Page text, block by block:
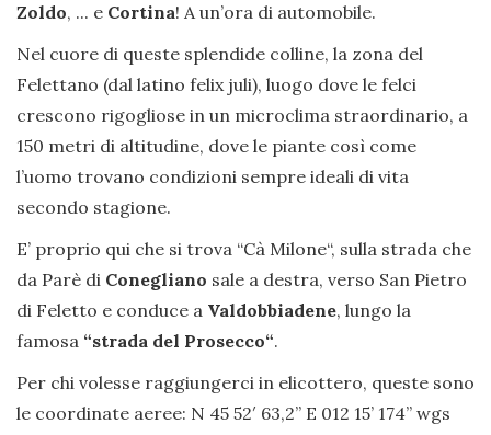
Zoldo, ... e Cortina! A un’ora di automobile.
Nel cuore di queste splendide colline, la zona del
Felettano (dal latino felix juli), luogo dove le felci
crescono rigogliose in un microclima straordinario, a
150 metri di altitudine, dove le piante così come
l’uomo trovano condizioni sempre ideali di vita
secondo stagione.
E’ proprio qui che si trova “Cà Milone“, sulla strada che
da Parè di Conegliano sale a destra, verso San Pietro
di Feletto e conduce a Valdobbiadene, lungo la
famosa “strada del Prosecco“.
Per chi volesse raggiungerci in elicottero, queste sono
le coordinate aeree: N 45 52′ 63,2” E 012 15’ 174’’ wgs